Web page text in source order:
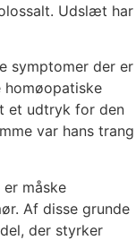
Udslæt har
symptomer der er
et udtryk for den
var hans trang
måske
Af disse grunde
der styrker